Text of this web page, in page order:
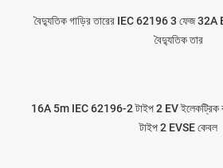
বৈদ্যুতিক গাড়ির তারের IEC 62196 3 ফেজ 32A
বৈদ্যুতিক তার
16A 5m IEC 62196-2 টাইপ 2 EV ইলেকট্রিক
টাইপ 2 EVSE কেবল